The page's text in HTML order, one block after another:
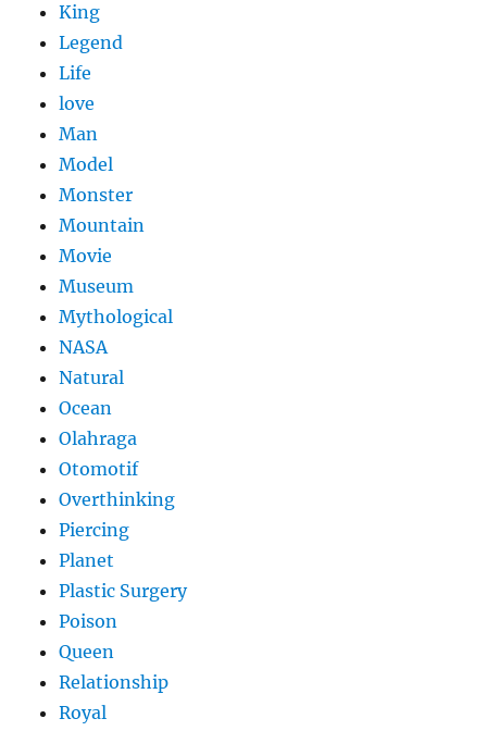
King
Legend
Life
love
Man
Model
Monster
Mountain
Movie
Museum
Mythological
NASA
Natural
Ocean
Olahraga
Otomotif
Overthinking
Piercing
Planet
Plastic Surgery
Poison
Queen
Relationship
Royal